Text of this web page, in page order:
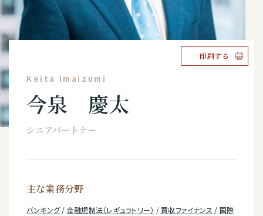
印刷する
Keita Imaizumi
今泉 慶太
シニアパートナー
主な業務分野
バンキング/ 金融規制法（レギュラトリー） / 買収ファイナンス / 国際